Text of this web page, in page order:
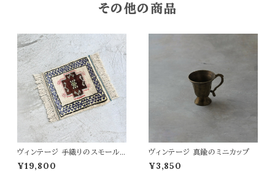
その他の商品
ヴィンテージ 手織りのスモールラ
グ 55×42
¥19,800
ヴィンテージ 真鍮のミニカップ
¥3,850